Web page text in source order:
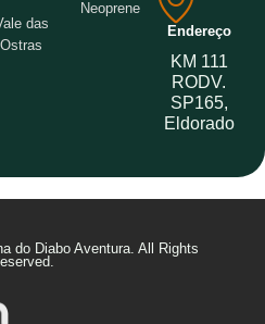
das
Ostras
Neoprene
Endereço
KM 111
RODV.
SP165,
Eldorado
do Diabo Aventura. All Rights